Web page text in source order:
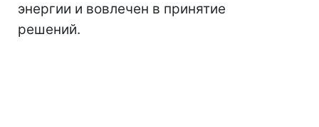
энергии и вовлечен в принятие
решений.